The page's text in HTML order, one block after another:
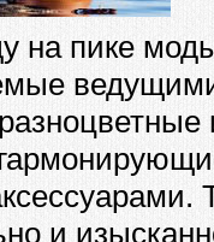
на пике
и